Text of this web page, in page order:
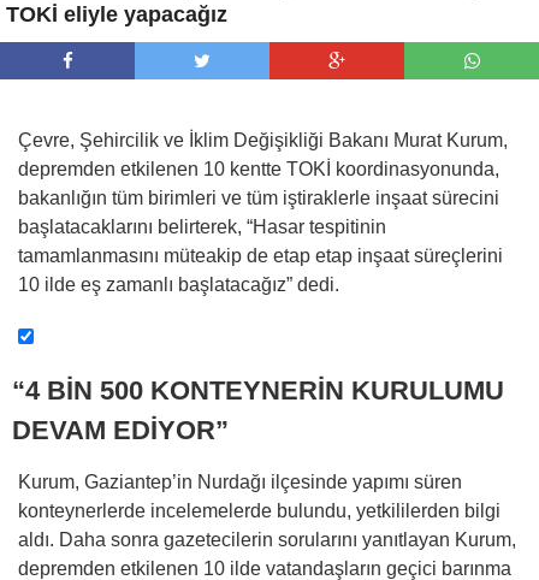
TOKİ eliyle yapacağız
Çevre, Şehircilik ve İklim Değişikliği Bakanı Murat Kurum,
depremden etkilenen 10 kentte TOKİ koordinasyonunda,
bakanlığın tüm birimleri ve tüm iştiraklerle inşaat sürecini
başlatacaklarını belirterek, “Hasar tespitinin
tamamlanmasını müteakip de etap etap inşaat süreçlerini
10 ilde eş zamanlı başlatacağız” dedi.
“4 BİN 500 KONTEYNERİN KURULUMU
DEVAM EDİYOR”
Kurum, Gaziantep’in Nurdağı ilçesinde yapımı süren
konteynerlerde incelemelerde bulundu, yetkililerden bilgi
aldı. Daha sonra gazetecilerin sorularını yanıtlayan Kurum,
depremden etkilenen 10 ilde vatandaşların geçici barınma